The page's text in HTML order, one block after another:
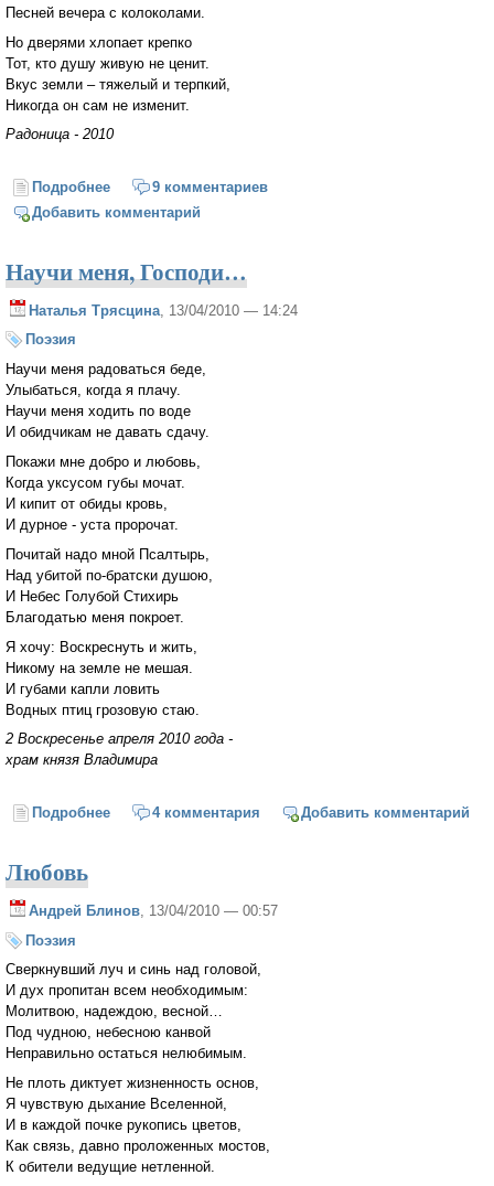
Песней вечера с колоколами.
Но дверями хлопает крепко
Тот, кто душу живую не ценит.
Вкус земли – тяжелый и терпкий,
Никогда он сам не изменит.
Радоница - 2010
Подробнее о Словечко
9 комментариев
Добавить комментарий
Научи меня, Господи…
Наталья Трясцина , 13/04/2010 — 14:24
Поэзия
Научи меня радоваться беде,
Улыбаться, когда я плачу.
Научи меня ходить по воде
И обидчикам не давать сдачу.
Покажи мне добро и любовь,
Когда уксусом губы мочат.
И кипит от обиды кровь,
И дурное - уста пророчат.
Почитай надо мной Псалтырь,
Над убитой по-братски душою,
И Небес Голубой Стихирь
Благодатью меня покроет.
Я хочу: Воскреснуть и жить,
Никому на земле не мешая.
И губами капли ловить
Водных птиц грозовую стаю.
2 Воскресенье апреля 2010 года -
храм князя Владимира
Подробнее о Научи меня, Господи…
4 комментария Добавить комментарий
Любовь
Андрей Блинов , 13/04/2010 — 00:57
Поэзия
Сверкнувший луч и синь над головой,
И дух пропитан всем необходимым:
Молитвою, надеждою, весной…
Под чудною, небесною канвой
Неправильно остаться нелюбимым.
Не плоть диктует жизненность основ,
Я чувствую дыхание Вселенной,
И в каждой почке рукопись цветов,
Как связь, давно проложенных мостов,
К обители ведущие нетленной.